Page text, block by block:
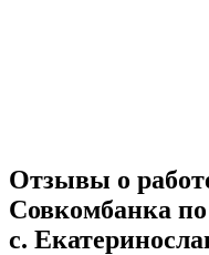
Отзывы о
Совкомбанка
с.